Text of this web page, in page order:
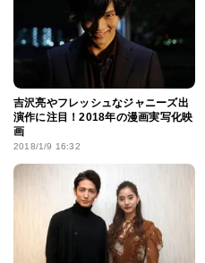
吉沢亮やフレッシュなジャニーズ出
演作に注目！2018年の漫画実写化映
画
2018/1/9 16:32